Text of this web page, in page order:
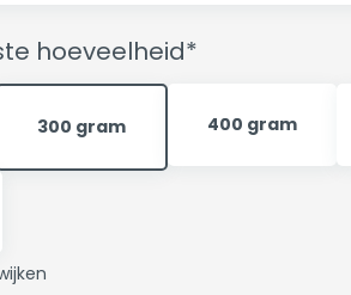
hoeveelheid*
300 gram 400 gram